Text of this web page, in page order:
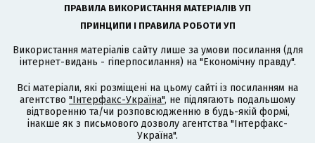
ПРАВИЛА ВИКОРИСТАННЯ МАТЕРІАЛІВ УП
ПРИНЦИПИ І ПРАВИЛА РОБОТИ УП
Використання матеріалів сайту лише за умови посилання (для
інтернет-видань - гіперпосилання) на "Економічну правду".
Всі матеріали, які розміщені на цьому сайті із посиланням на
агентство "Інтерфакс-Україна", не підлягають подальшому
відтворенню та/чи розповсюдженню в будь-якій формі,
інакше як з письмового дозволу агентства "Інтерфакс-
Україна".